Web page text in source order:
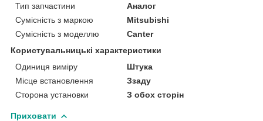
Тип запчастини
Аналог
Сумісність з маркою
Mitsubishi
Сумісність з моделлю
Canter
Користувальницькі характеристики
Одиниця виміру
Штука
Місце встановлення
Ззаду
Сторона установки
З обох сторін
Приховати